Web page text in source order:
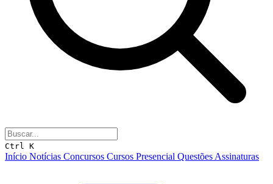
Ctrl K
Início Notícias Concursos Cursos Presencial Questões Assinaturas